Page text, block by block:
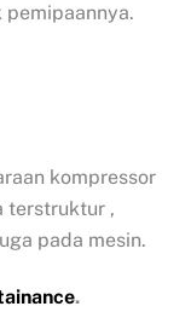
kompressor
terstruktur ,
pada mesin.
.